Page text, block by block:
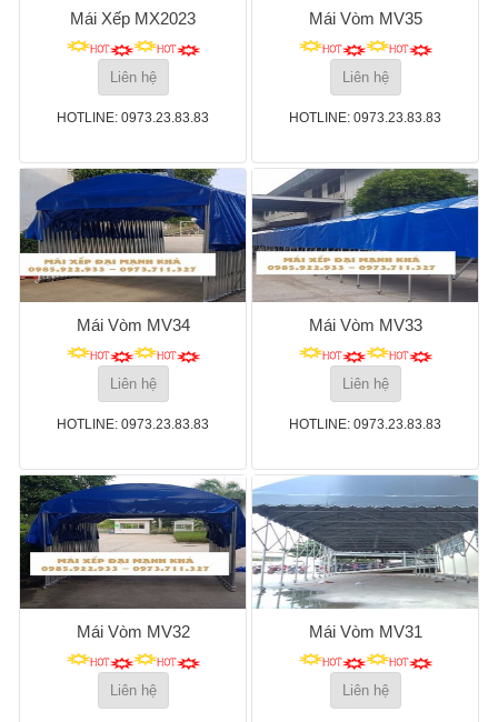
Mái Xếp MX2023
Liên hệ
HOTLINE: 0973.23.83.83
Mái Vòm MV35
Liên hệ
HOTLINE: 0973.23.83.83
Mái Vòm MV34
Liên hệ
HOTLINE: 0973.23.83.83
Mái Vòm MV33
Liên hệ
HOTLINE: 0973.23.83.83
Mái Vòm MV32
Liên hệ
Mái Vòm MV31
Liên hệ